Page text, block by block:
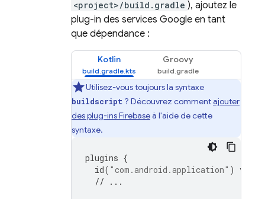
<project>/build.gradle ), ajoutez le
plug-in des services Google en tant
que dépendance :
Kotlin Groovy
Utilisez-vous toujours la syntaxe
buildscript ? Découvrez commentajouter
des plug-ins Firebaseà l'aide de cette
syntaxe.
plugins {
id( "com.android.application" )
// ...